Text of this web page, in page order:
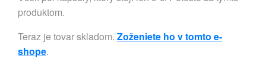
produktom.
Teraz je tovar skladom. Zoženiete ho v tomto e-
shope.